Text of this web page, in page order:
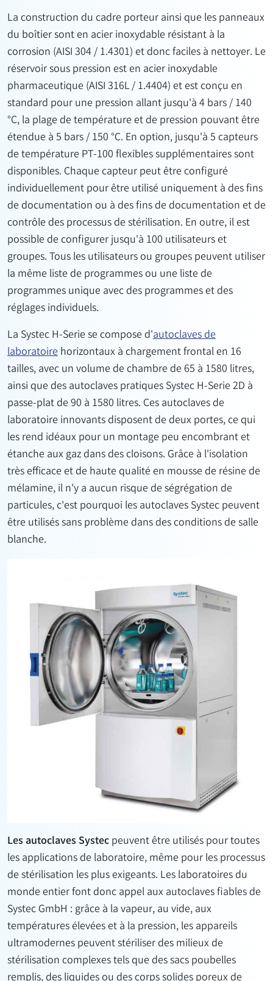
La construction du cadre porteur ainsi que les panneaux
du boîtier sont en acier inoxydable résistant à la
corrosion (AISI 304 / 1.4301) et donc faciles à nettoyer. Le
réservoir sous pression est en acier inoxydable
pharmaceutique (AISI 316L / 1.4404) et est conçu en
standard pour une pression allant jusqu'à 4 bars / 140
°C, la plage de température et de pression pouvant être
étendue à 5 bars / 150 °C. En option, jusqu'à 5 capteurs
de température PT-100 flexibles supplémentaires sont
disponibles. Chaque capteur peut être configuré
individuellement pour être utilisé uniquement à des fins
de documentation ou à des fins de documentation et de
contrôle des processus de stérilisation. En outre, il est
possible de configurer jusqu'à 100 utilisateurs et
groupes. Tous les utilisateurs ou groupes peuvent utiliser
la même liste de programmes ou une liste de
programmes unique avec des programmes et des
réglages individuels.
La Systec H-Serie se compose d'autoclaves de
laboratoirehorizontaux à chargement frontal en 16
tailles, avec un volume de chambre de 65 à 1580 litres,
ainsi que des autoclaves pratiques Systec H-Serie 2D à
passe-plat de 90 à 1580 litres. Ces autoclaves de
laboratoire innovants disposent de deux portes, ce qui
les rend idéaux pour un montage peu encombrant et
étanche aux gaz dans des cloisons. Grâce à l'isolation
très efficace et de haute qualité en mousse de résine de
mélamine, il n'y a aucun risque de ségrégation de
particules, c'est pourquoi les autoclaves Systec peuvent
être utilisés sans problème dans des conditions de salle
blanche.
Les autoclaves Systecpeuvent être utilisés pour toutes
les applications de laboratoire, même pour les processus
de stérilisation les plus exigeants. Les laboratoires du
monde entier font donc appel aux autoclaves fiables de
Systec GmbH : grâce à la vapeur, au vide, aux
températures élevées et à la pression, les appareils
ultramodernes peuvent stériliser des milieux de
stérilisation complexes tels que des sacs poubelles